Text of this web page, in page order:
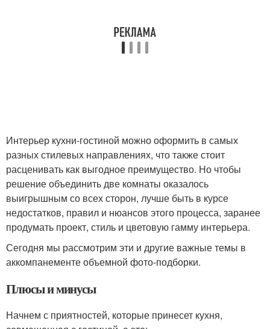
Интерьер кухни-гостиной можно оформить в самых
разных стилевых направлениях, что также стоит
расценивать как выгодное преимущество. Но чтобы
решение объединить две комнаты оказалось
выигрышным со всех сторон, лучше быть в курсе
недостатков, правил и нюансов этого процесса, заранее
продумать проект, стиль и цветовую гамму интерьера.
Сегодня мы рассмотрим эти и другие важные темы в
аккомпанементе объемной фото-подборки.
Плюсы и минусы
Начнем с приятностей, которые принесет кухня,